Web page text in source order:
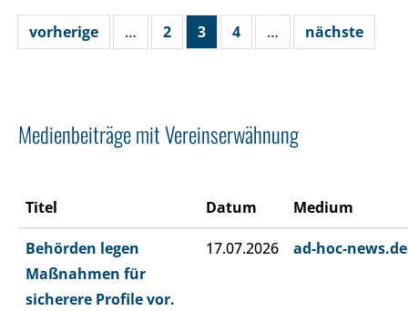
vorherige … 2 3 4 … nächste
Medienbeiträge mit Vereinserwähnung
Titel Datum Medium
Behörden legen
Maßnahmen für
sicherere Profile vor.
17.07.2026 ad-hoc-news.de